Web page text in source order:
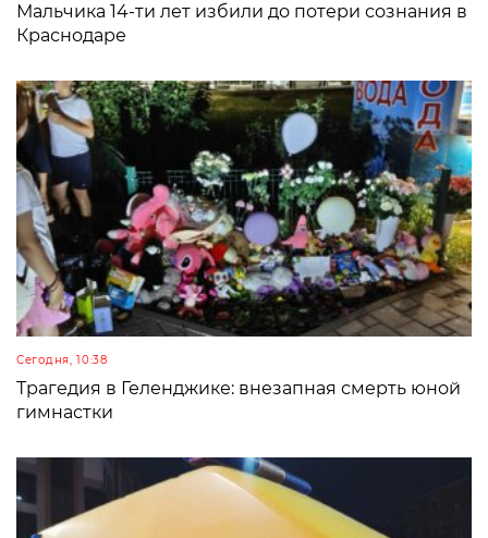
Мальчика 14-ти лет избили до потери сознания в
Краснодаре
Сегодня, 10:38
Трагедия в Геленджике: внезапная смерть юной
гимнастки